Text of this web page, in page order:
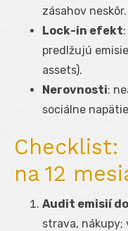
zásahov neskôr.
Lock-in efekt
predlžujú
assets).
Nerovnosti:
sociálne
Checklist:
na 12
Audit emisií
strava, nákupy;